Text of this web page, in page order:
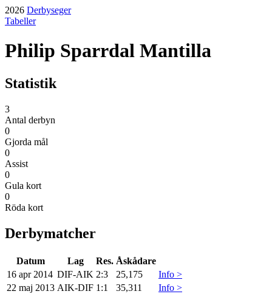
2026 Derbyseger
Tabeller
Philip Sparrdal Mantilla
Statistik
3
Antal derbyn
0
Gjorda mål
0
Assist
0
Gula kort
0
Röda kort
Derbymatcher
Datum Lag Res. Åskådare
16 apr 2014 DIF-AIK 2:3 25,175
Info >
22 maj 2013 AIK-DIF 1:1 35,311
Info >